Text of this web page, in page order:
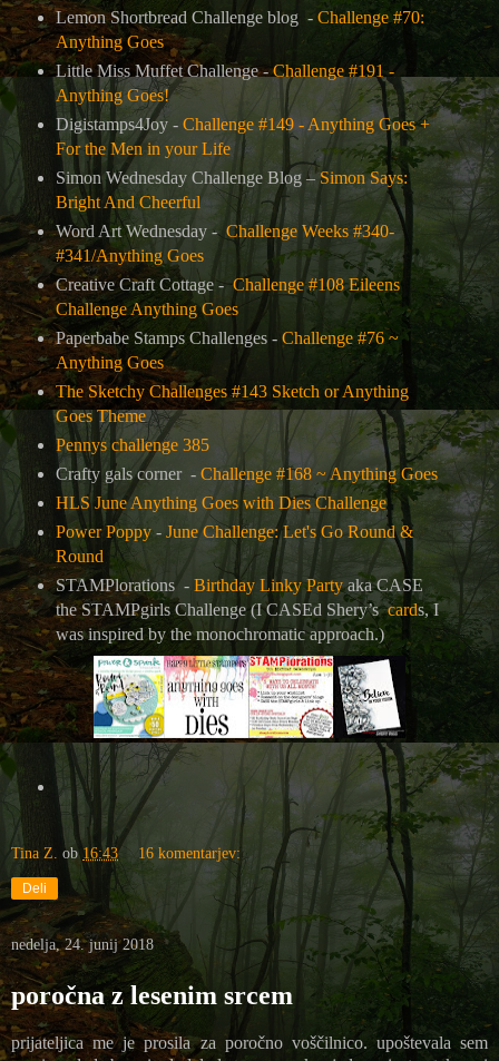
Lemon Shortbread Challenge blog - Challenge #70:
Anything Goes
Little Miss Muffet Challenge -Challenge #191 -
Anything Goes!
Digistamps4Joy - Challenge #149 - Anything Goes +
For the Men in your Life
Simon Wednesday Challenge Blog –Simon Says:
Bright And Cheerful
Word Art Wednesday - Challenge Weeks #340-
#341/Anything Goes
Creative Craft Cottage -Challenge #108 Eileens
Challenge Anything Goes
Paperbabe Stamps Challenges - Challenge #76 ~
Anything Goes
The Sketchy Challenges #143 Sketch or Anything
Goes Theme
Pennys challenge 385
Crafty gals corner - Challenge #168 ~ Anything Goes
HLS June Anything Goes with Dies Challenge
Power Poppy- June Challenge: Let's Go Round &
Round
STAMPlorations - Birthday Linky Partyaka CASE
the STAMPgirls Challenge (I CASEd Shery’scards, I
was inspired by the monochromatic approach.)
Tina Z. ob16:43 16 komentarjev:
Deli
nedelja, 24. junij 2018
poročna z lesenim srcem
prijateljica me je prosila za poročno voščilnico. upoštevala sem